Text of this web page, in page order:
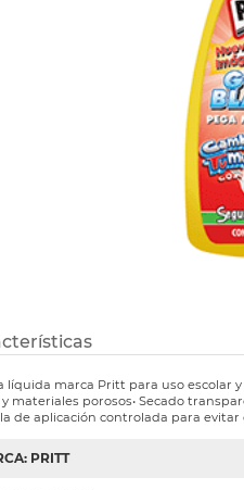
líquida marca Pritt para uso escolar
materiales porosos• Secado
de aplicación controlada para evitar
PRITT